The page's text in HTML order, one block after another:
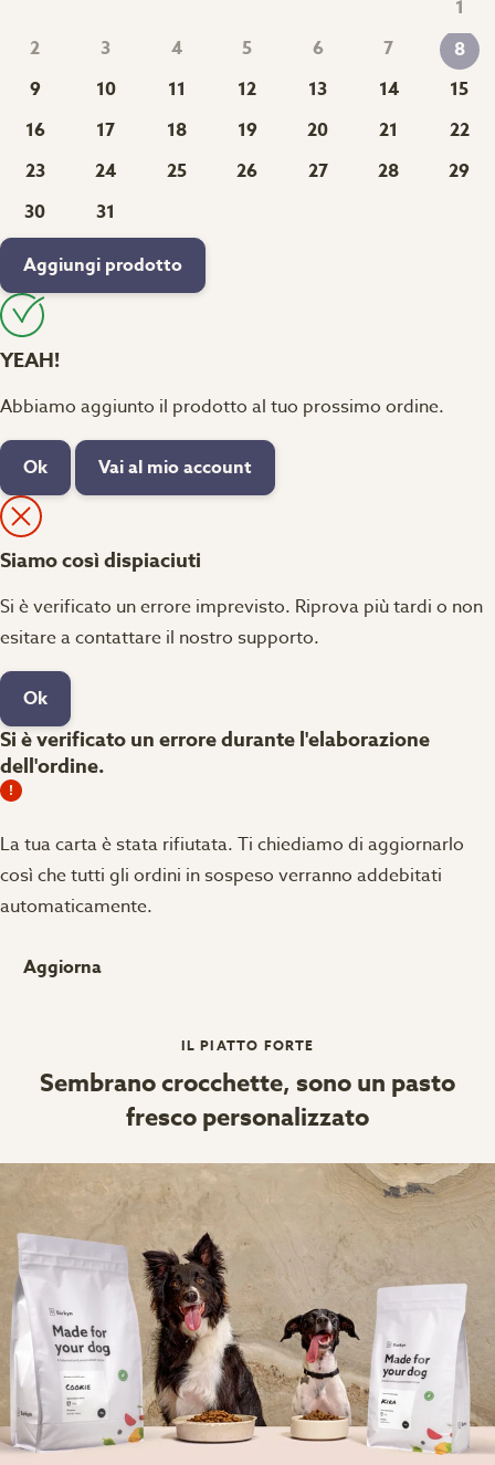
1
2
3 4 5 6 7
8
9
10 11 12 13 14
15
16
17 18 19 20 21
22
23
24 25 26 27 28
29
30
31
Aggiungi prodotto
YEAH!
Abbiamo aggiunto il prodotto al tuo prossimo ordine.
Ok Vai al mio account
Siamo così dispiaciuti
Si è verificato un errore imprevisto. Riprova più tardi o non
esitare a contattare il nostro supporto.
Ok
Si è verificato un errore durante l'elaborazione
dell'ordine.
La tua carta è stata rifiutata. Ti chiediamo di aggiornarlo
così che tutti gli ordini in sospeso verranno addebitati
automaticamente.
Aggiorna
IL PIATTO FORTE
Sembrano crocchette, sono un pasto
fresco personalizzato